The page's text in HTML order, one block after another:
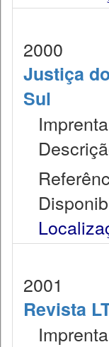
2000
Justiça
Sul
2001
Revista